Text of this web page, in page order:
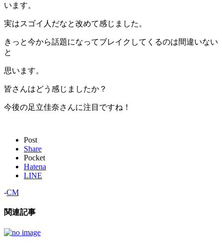
います。
実はスゴイ人だなと改めて感じました。
きっと今から話題になってブレイクしてくるのは間違いない
と
思います。
皆さんはどう感じましたか？
今後の足立佳奈さんに注目ですね！
Post
Share
Pocket
Hatena
LINE
-CM
関連記事